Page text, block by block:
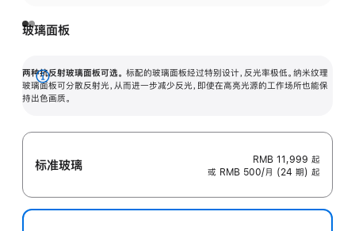
玻璃面板
两种抗反射玻璃面板可选。 标配的玻璃面板经过特别设计，反光率极低。纳米纹理
玻璃面板可分散反射光，从而进一步减少反光，即使在高亮光源的工作场所也能保
持出色画质。
展
开
标准玻璃 RMB 11,999 起
或 RMB 500/月 (24 期) 起